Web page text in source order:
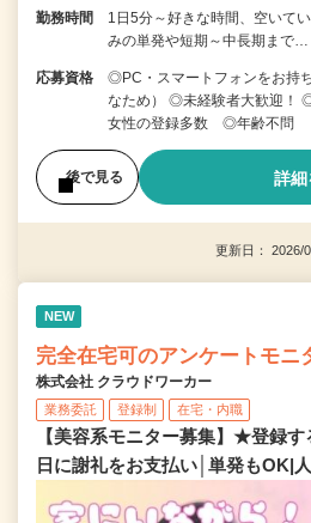
勤務時間
1日5分～好きな時間、空いて
みの単発や短期～中長期まで…
応募資格
◎PC・スマートフォンをお持
なため） ◎未経験者大歓迎！
女性の登録多数 ◎年齢不問
後で見る 詳細
更新日：
NEW
完全在宅可のアンケートモニ
株式会社 クラウドワーカー
業務委託 登録制 在宅・内職
【美容系モニター募集】★登録
日に謝礼をお支払い│単発もOK|